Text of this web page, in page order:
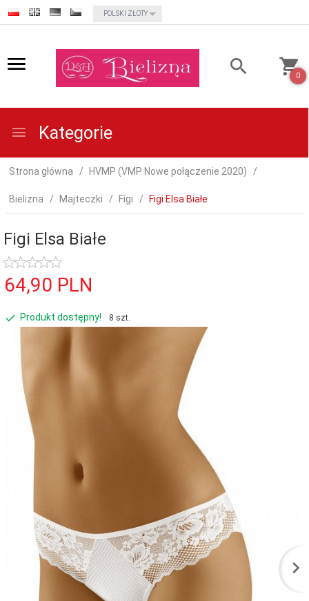
currency_h
POLSKI ZŁOTY
0
Kategorie
Strona główna HVMP (VMP Nowe połączenie 2020)
Bielizna Majteczki Figi Figi Elsa Białe
Figi Elsa Białe
64,90 PLN
Produkt dostępny! 8 szt.